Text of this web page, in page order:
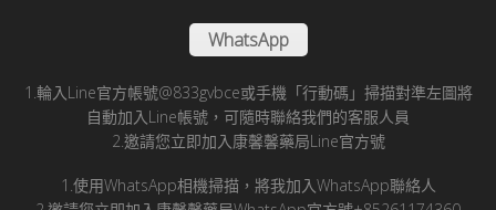
WhatsApp
1.輪入Line官方帳號@833gvbce或手機「行動碼」掃描對準左圖將
自動加入Line帳號，可隨時聯絡我們的客服人員
2.邀請您立即加入康馨馨藥局Line官方號
1.使用WhatsApp相機掃描，將我加入WhatsApp聯絡人